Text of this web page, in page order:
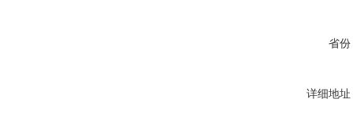
省份
详细地址